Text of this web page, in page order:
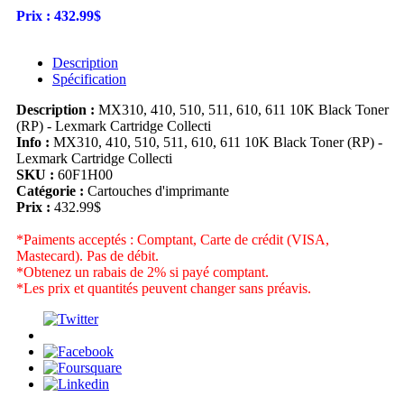
Prix : 432.99$
Description
Spécification
Description : MX310, 410, 510, 511, 610, 611 10K Black Toner
(RP) - Lexmark Cartridge Collecti
Info : MX310, 410, 510, 511, 610, 611 10K Black Toner (RP) -
Lexmark Cartridge Collecti
SKU : 60F1H00
Catégorie : Cartouches d'imprimante
Prix : 432.99$
*Paiments acceptés : Comptant, Carte de crédit (VISA,
Mastecard). Pas de débit.
*Obtenez un rabais de 2% si payé comptant.
*Les prix et quantités peuvent changer sans préavis.